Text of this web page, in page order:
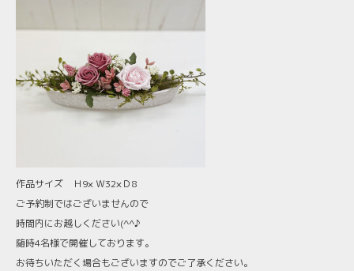
作品サイズ Ｈ9× Ｗ32×Ｄ8
ご予約制ではございませんので
時間内にお越しください(^^♪
随時4名様で開催しております。
お待ちいただく場合もございますのでご了承ください。